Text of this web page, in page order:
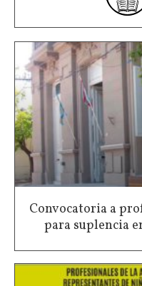
Convocatoria a
para suplencia